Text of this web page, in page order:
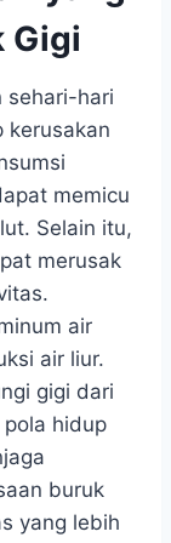
Gigi
sehari-hari
kerusakan
memicu
Selain itu,
merusak
air
air liur.
gigi dari
hidup
buruk
yang lebih